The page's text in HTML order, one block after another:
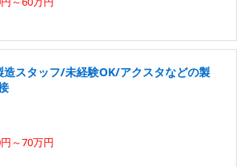
造スタッフ/未経験OK/アクスタなどの製
～70万円